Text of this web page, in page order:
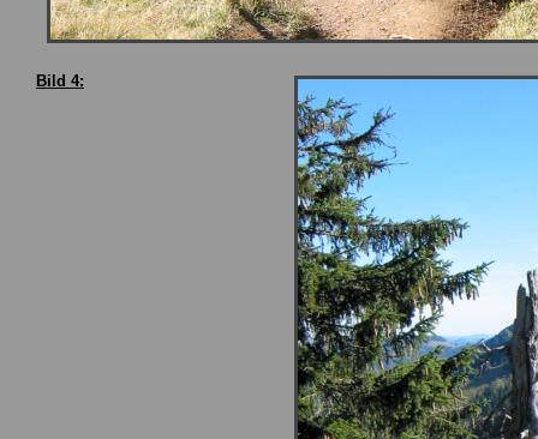
Bild 4: